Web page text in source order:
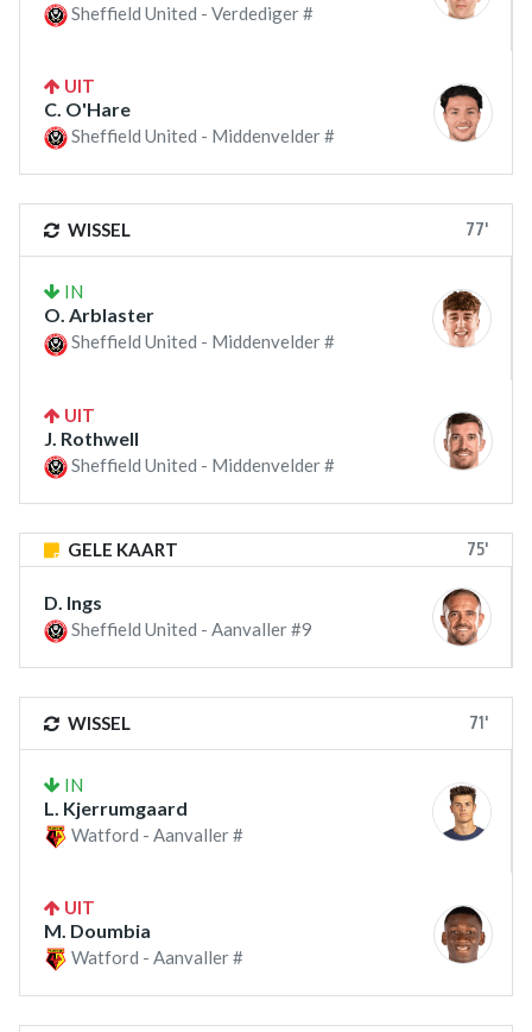
Sheffield United - Verdediger #
UIT
C. O'Hare
Sheffield United - Middenvelder #
WISSEL 77'
IN
O. Arblaster
Sheffield United - Middenvelder #
UIT
J. Rothwell
Sheffield United - Middenvelder #
GELE KAART 75'
D. Ings
Sheffield United - Aanvaller #9
WISSEL 71'
IN
L. Kjerrumgaard
Watford - Aanvaller #
UIT
M. Doumbia
Watford - Aanvaller #